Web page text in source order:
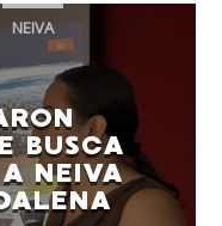
NEIVA
BUSCA
NEIVA